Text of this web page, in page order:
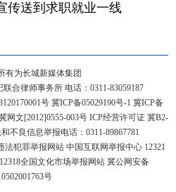
传送到求职就业一线
有为长城新媒体集团
合律师事务所 电话：0311-83059187
号 冀ICP备05029190号-1 冀ICP备
网文[2012]0555-003号 ICP经营许可证 冀B2-
不良信息举报电话：0311-89867781
法犯罪举报网站 中国互联网举报中心 12321
12318全国文化市场举报网站 冀公网安备
号